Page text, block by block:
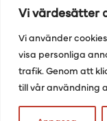
Vi värdesätter
Vi använder
visa personliga
trafik. Genom att
till vår användning
Följ oss
Facebook
Instagram
Youtube